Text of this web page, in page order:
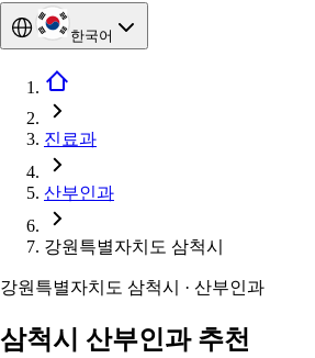
한국어
진료과
산부인과
강원특별자치도 삼척시
강원특별자치도 삼척시 · 산부인과
삼척시 산부인과 추천